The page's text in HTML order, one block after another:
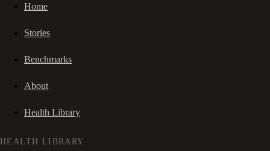
Home
Stories
Benchmarks
About
Health Library
HEALTH LIBRARY